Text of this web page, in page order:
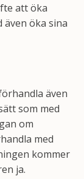
att öka
öka sina
även
som med
om
med
kommer
ja.